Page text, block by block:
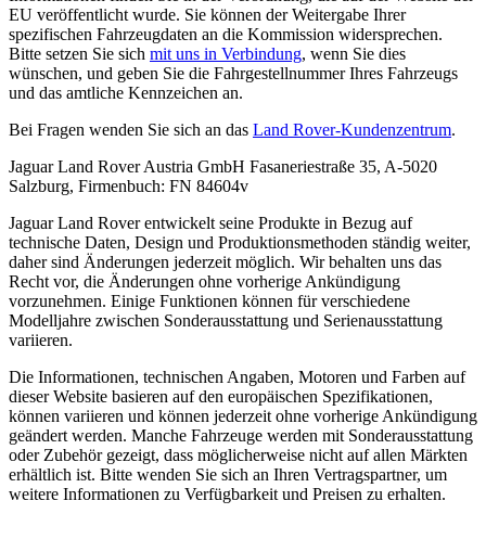
EU veröffentlicht wurde. Sie können der Weitergabe Ihrer
spezifischen Fahrzeugdaten an die Kommission widersprechen.
Bitte setzen Sie sich mit uns in Verbindung, wenn Sie dies
wünschen, und geben Sie die Fahrgestellnummer Ihres Fahrzeugs
und das amtliche Kennzeichen an.
Bei Fragen wenden Sie sich an das Land Rover-Kundenzentrum.
Jaguar Land Rover Austria GmbH Fasaneriestraße 35, A-5020
Salzburg, Firmenbuch: FN 84604v
Jaguar Land Rover entwickelt seine Produkte in Bezug auf
technische Daten, Design und Produktionsmethoden ständig weiter,
daher sind Änderungen jederzeit möglich. Wir behalten uns das
Recht vor, die Änderungen ohne vorherige Ankündigung
vorzunehmen. Einige Funktionen können für verschiedene
Modelljahre zwischen Sonderausstattung und Serienausstattung
variieren.
Die Informationen, technischen Angaben, Motoren und Farben auf
dieser Website basieren auf den europäischen Spezifikationen,
können variieren und können jederzeit ohne vorherige Ankündigung
geändert werden. Manche Fahrzeuge werden mit Sonderausstattung
oder Zubehör gezeigt, dass möglicherweise nicht auf allen Märkten
erhältlich ist. Bitte wenden Sie sich an Ihren Vertragspartner, um
weitere Informationen zu Verfügbarkeit und Preisen zu erhalten.